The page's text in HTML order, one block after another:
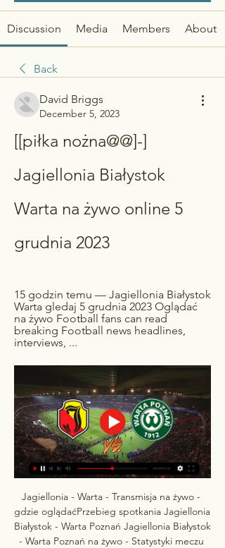
Discussion Media Members About
Back
David Briggs
December 5, 2023
[[piłka nożna@@]-]
Jagiellonia Białystok
Warta na żywo online 5
grudnia 2023
15 godzin temu — Jagiellonia Białystok
Warta gledaj 5 grudnia 2023 Oglądać
na żywo Football fans can read
breaking Football news headlines,
interviews, ...
Jagiellonia - Warta - Transmisja na żywo -
gdzie oglądaćPrzebieg spotkania Jagiellonia
Białystok - Warta Poznań Jagiellonia Białystok
- Warta Poznań na żywo - Statystyki meczu